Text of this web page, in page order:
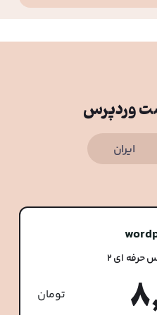
وردپرس
ایران
حرفه ای 2
تومان